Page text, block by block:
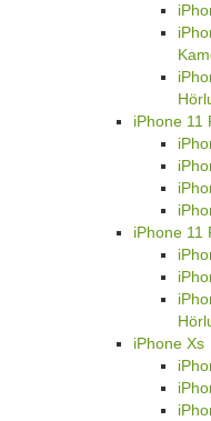
iPhone 11
iPhone 11
iPhone Xs